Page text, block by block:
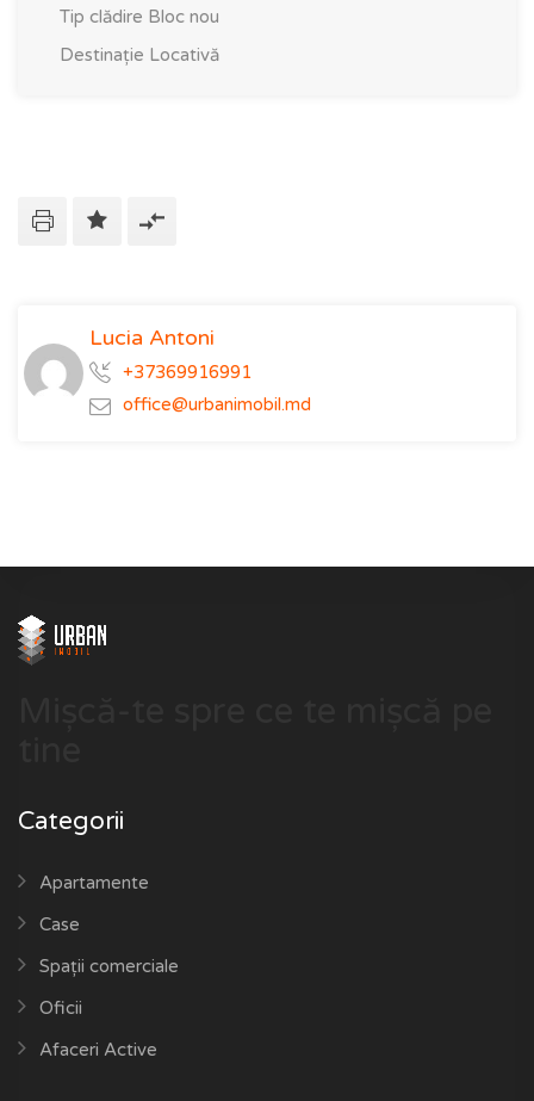
Tip clădire Bloc nou
Destinație Locativă
Lucia Antoni
+37369916991
office@urbanimobil.md
Categorii
Apartamente
Case
Spații comerciale
Oficii
Afaceri Active